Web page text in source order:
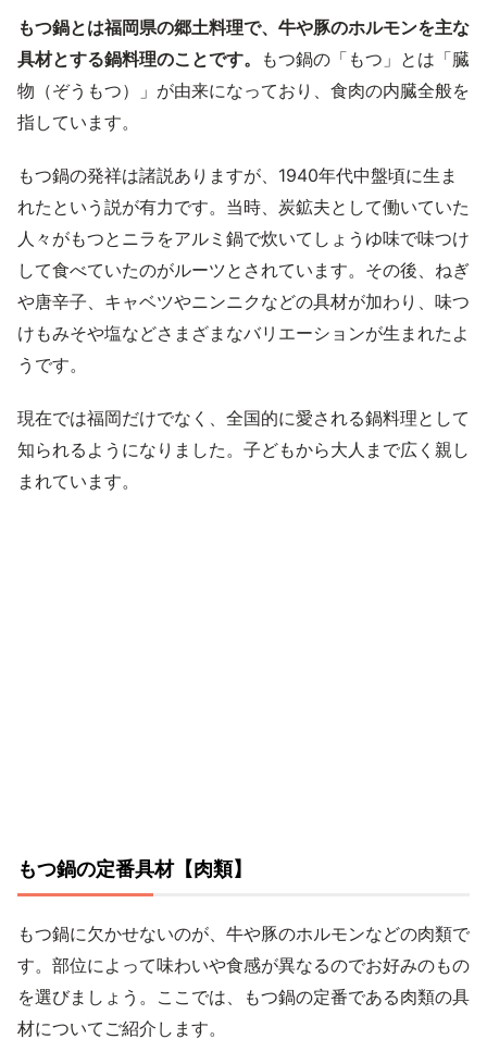
もつ鍋とは福岡県の郷土料理で、牛や豚のホルモンを主な
具材とする鍋料理のことです。
もつ鍋の「もつ」とは「臓
物（ぞうもつ）」が由来になっており、食肉の内臓全般を
指しています。
もつ鍋の発祥は諸説ありますが、1940年代中盤頃に生ま
れたという説が有力です。当時、炭鉱夫として働いていた
人々がもつとニラをアルミ鍋で炊いてしょうゆ味で味つけ
して食べていたのがルーツとされています。その後、ねぎ
や唐辛子、キャベツやニンニクなどの具材が加わり、味つ
けもみそや塩などさまざまなバリエーションが生まれたよ
うです。
現在では福岡だけでなく、全国的に愛される鍋料理として
知られるようになりました。子どもから大人まで広く親し
まれています。
もつ鍋の定番具材【肉類】
もつ鍋に欠かせないのが、牛や豚のホルモンなどの肉類で
す。部位によって味わいや食感が異なるのでお好みのもの
を選びましょう。ここでは、もつ鍋の定番である肉類の具
材についてご紹介します。